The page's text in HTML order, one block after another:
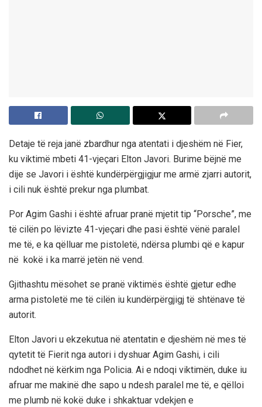
Detaje të reja janë zbardhur nga atentati i djeshëm në Fier,
ku viktimë mbeti 41-vjeçari Elton Javori. Burime bëjnë me
dije se Javori i është kundërpërgjigjur me armë zjarri autorit,
i cili nuk është prekur nga plumbat.
Por Agim Gashi i është afruar pranë mjetit tip “Porsche”, me
të cilën po lëvizte 41-vjeçari dhe pasi është vënë paralel
me të, e ka qëlluar me pistoletë, ndërsa plumbi që e kapur
në kokë i ka marrë jetën në vend.
Gjithashtu mësohet se pranë viktimës është gjetur edhe
arma pistoletë me të cilën iu kundërpërgjigj të shtënave të
autorit.
Elton Javori u ekzekutua në atentatin e djeshëm në mes të
qytetit të Fierit nga autori i dyshuar Agim Gashi, i cili
ndodhet në kërkim nga Policia. Ai e ndoqi viktimën, duke iu
afruar me makinë dhe sapo u ndesh paralel me të, e qëlloi
me plumb në kokë duke i shkaktuar vdekjen e